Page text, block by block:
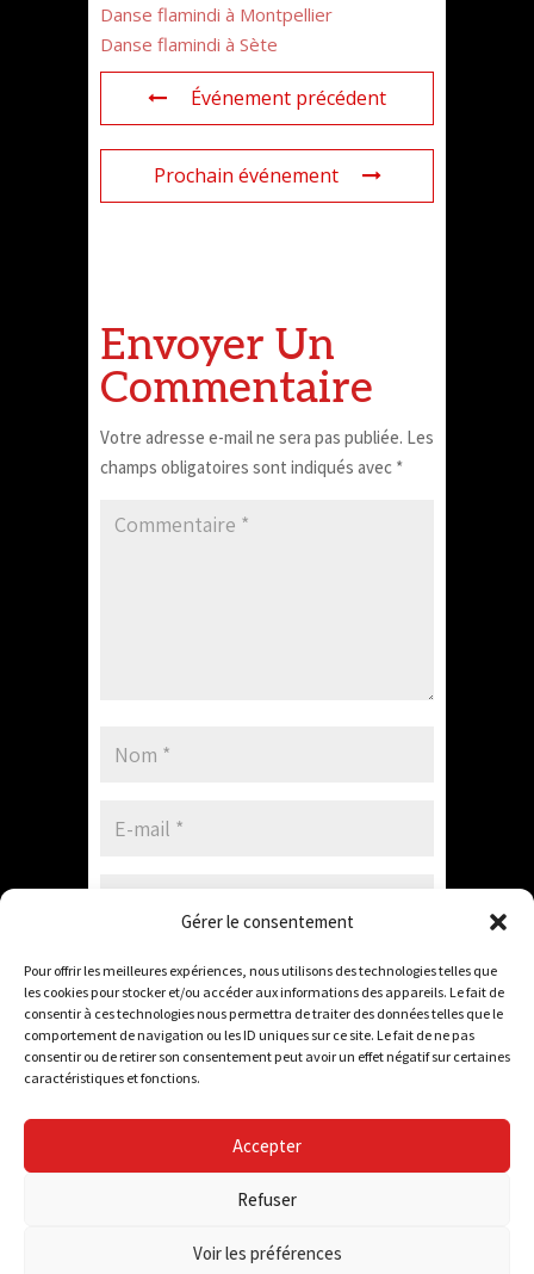
Gérer le consentement
Pour offrir les meilleures expériences, nous utilisons des technologies telles que
les cookies pour stocker et/ou accéder aux informations des appareils. Le fait de
consentir à ces technologies nous permettra de traiter des données telles que le
comportement de navigation ou les ID uniques sur ce site. Le fait de ne pas
consentir ou de retirer son consentement peut avoir un effet négatif sur certaines
caractéristiques et fonctions.
Accepter
Refuser
Voir les préférences
Danse flamindi à Montpellier
Danse flamindi à Sète
Événement précédent
Prochain événement
Envoyer Un
Commentaire
Votre adresse e-mail ne sera pas publiée. Les
champs obligatoires sont indiqués avec *
Enregistrer mon nom, mon e-mail et mon
site dans le navigateur pour mon prochain
commentaire.